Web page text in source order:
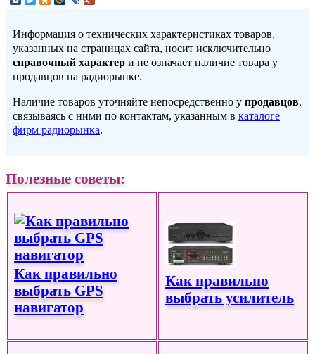
Информация о технических характеристиках товаров,
указанных на страницах сайта, носит исключительно
справочный характер и не означает наличие товара у
продавцов на радиорынке.
Наличие товаров уточняйте непосредственно у продавцов,
связываясь с ними по контактам, указанным в каталоге
фирм радиорынка.
Полезные советы:
Как правильно
выбрать GPS
навигатор
Как правильно
выбрать усилитель